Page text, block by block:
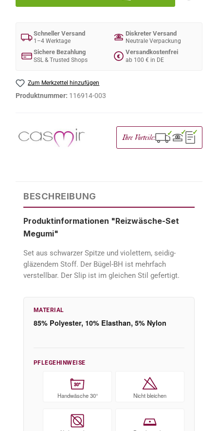
Schneller Versand
1–4 Werktage
Diskreter Versand
Neutrale Verpackung
Sichere Bezahlung
SSL & Trusted Shops
€
Versandkostenfrei
ab 100 € in DE
Zum Merkzettel hinzufügen
Produktnummer: 116914-003
Ihre Vorteile: ✓ ✓ ✓
BESCHREIBUNG
Produktinformationen "Reizwäsche-Set
Megumi"
Set aus schwarzer Spitze und violettem, seidig-
gläzendem Stoff. Der Bügel-BH ist mehrfach
verstellbar. Der Slip ist im gleichen Stil gefertigt.
MATERIAL
85% Polyester, 10% Elasthan, 5% Nylon
PFLEGEHINWEISE
30°
Handwäsche 30° Nicht bleichen